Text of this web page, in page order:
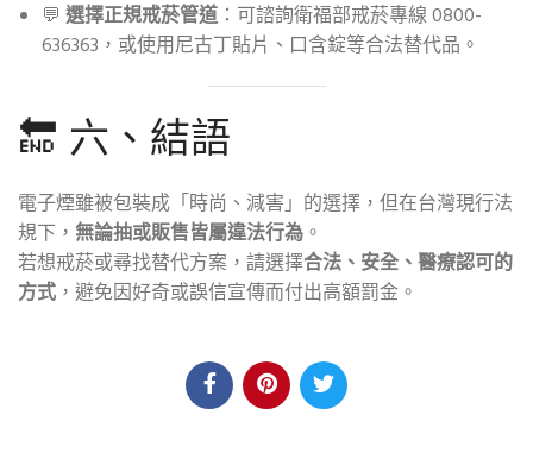
💬 選擇正規戒菸管道：可諮詢衛福部戒菸專線 0800-
636363，或使用尼古丁貼片、口含錠等合法替代品。
🔚 六、結語
電子煙雖被包裝成「時尚、減害」的選擇，但在台灣現行法
規下， 無論抽或販售皆屬違法行為。
若想戒菸或尋找替代方案，請選擇合法、安全、醫療認可的
方式 ，避免因好奇或誤信宣傳而付出高額罰金。